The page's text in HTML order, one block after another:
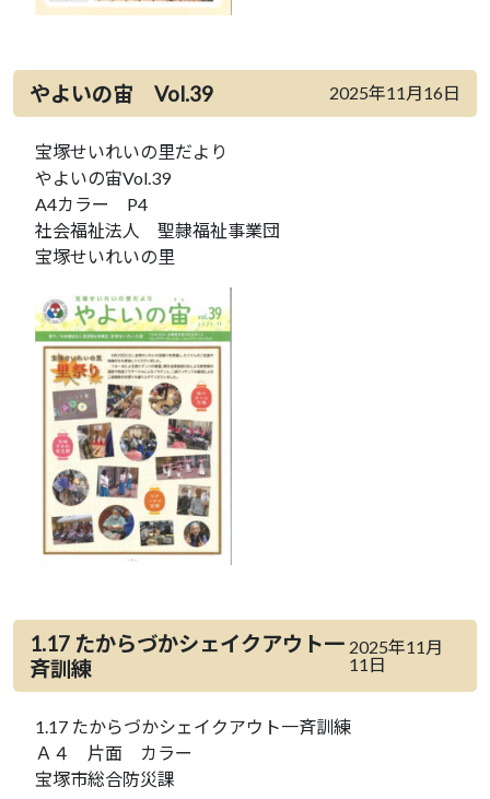
やよいの宙 Vol.39 2025年11月16日
宝塚せいれいの里だより
やよいの宙Vol.39
A4カラー P4
社会福祉法人 聖隷福祉事業団
宝塚せいれいの里
1.17 たからづかシェイクアウト一
斉訓練
2025年11月
11日
1.17 たからづかシェイクアウト一斉訓練
Ａ４ 片面 カラー
宝塚市総合防災課